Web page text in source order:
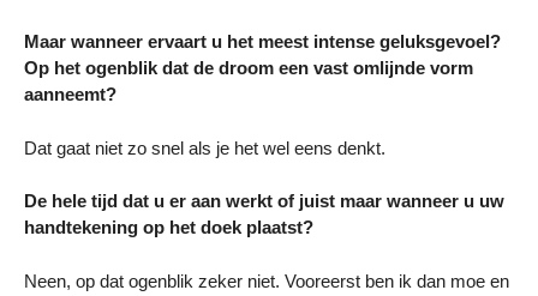
Maar wanneer ervaart u het meest intense geluksgevoel?
Op het ogenblik dat de droom een vast omlijnde vorm
aanneemt?
Dat gaat niet zo snel als je het wel eens denkt.
De hele tijd dat u er aan werkt of juist maar wanneer u uw
handtekening op het doek plaatst?
Neen, op dat ogenblik zeker niet. Vooreerst ben ik dan moe en